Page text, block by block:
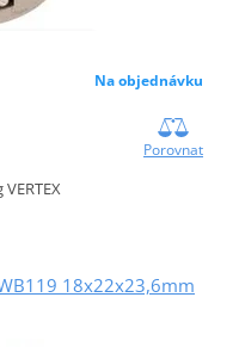
Na objednávku
Porovnat
18x22x23,6mm